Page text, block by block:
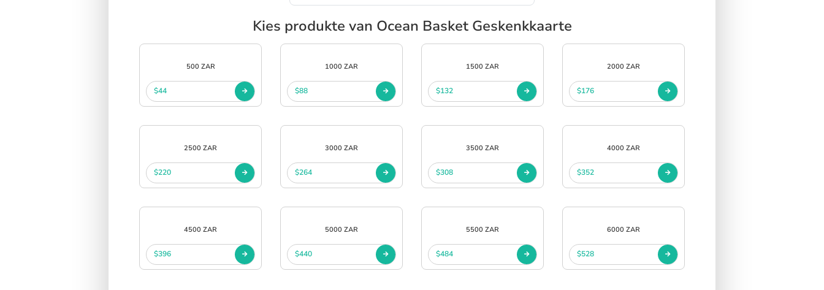
Kies produkte van Ocean Basket Geskenkkaarte
500 ZAR
$44
1000 ZAR
$88
1500 ZAR
$132
2000 ZAR
$176
2500 ZAR
$220
3000 ZAR
$264
3500 ZAR
$308
4000 ZAR
$352
4500 ZAR
$396
5000 ZAR
$440
5500 ZAR
$484
6000 ZAR
$528